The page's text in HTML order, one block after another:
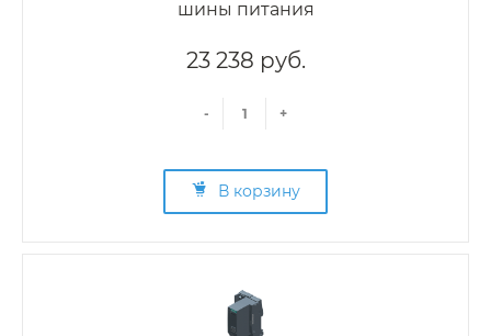
шины питания
23 238 руб.
- +
В корзину